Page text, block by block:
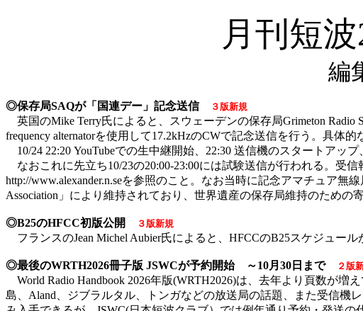
月刊短
編
◎保存局SAQが「国連デー」記念送信 ３版新規
英国のMike Terry氏によると、スウェーデンの保存局Grimeton
frequency alternatorを使用して17.2kHzのCWで記念送信を行う。具体
10/24 22:20 YouTubeでの生中継開始、22:30 送信機のスタートアッ
なおこれに先立ち10/23の20:00-23:00には試験送信が行われる。受
http://www.alexander.n.seを参照のこと。なお当時に記念アマチュア無
Association」により維持されており、世界遺産の保存局維持のための
◎B25のHFCC初版公開 ３版新規
フランスのJean Michel Aubier氏によると、HFCCのB25スケジュー
◎最後のWRTH2026冊子版 JSWCが予約開始 ～10月30日まで ２版
World Radio Handbook 2026年版(WRTH2026)は、去年より頁数が
島、Aland、ジブラルタル、トンガなどの放送局の話題、また受信機